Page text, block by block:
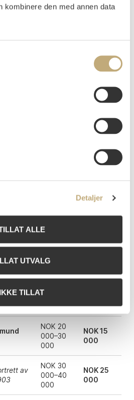
kombinere den med annen data
Detaljer
ALLE
UTVALG
IKKE TILLAT
000
NOK 145
NOK 280
000
000–200
000
NOK 40
000–60
000–20
000
NOK 20
000–30
000
NOK 15
000
av
NOK 30
000–40
000
NOK 25
000